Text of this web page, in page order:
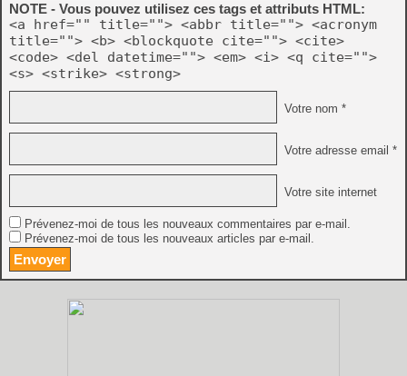
NOTE - Vous pouvez utilisez ces tags et attributs HTML:
<a href="" title=""> <abbr title=""> <acronym
title=""> <b> <blockquote cite=""> <cite>
<code> <del datetime=""> <em> <i> <q cite="">
<s> <strike> <strong>
Votre nom *
Votre adresse email *
Votre site internet
Prévenez-moi de tous les nouveaux commentaires par e-mail.
Prévenez-moi de tous les nouveaux articles par e-mail.